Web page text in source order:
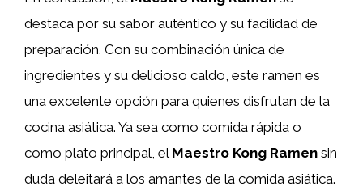
destaca por su sabor auténtico y su facilidad de
preparación. Con su combinación única de
ingredientes y su delicioso caldo, este ramen es
una excelente opción para quienes disfrutan de la
cocina asiática. Ya sea como comida rápida o
como plato principal, el Maestro Kong Ramen sin
duda deleitará a los amantes de la comida asiática.